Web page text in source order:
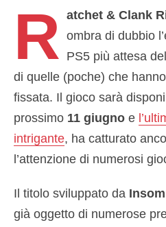
R atchet & Clank
ombra di dubbio
PS5 più attesa
di quelle (poche) che
fissata. Il gioco sarà
prossimo 11 giugno e
intrigante, ha catturato
l’attenzione di numerosi
Il titolo sviluppato da
già oggetto di numerose